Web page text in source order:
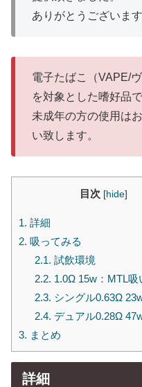
ありがとうございます
電子たばこ（VAPE/
を対象とした嗜好品で
未成年の方の使用は
い致します。
目次 [hide]
1. 詳細
2. 吸ってみる
2.1. 試飲環境
2.2. 1.0Ω 15w：MTL吸
2.3. シングル0.63Ω
2.4. デュアル0.28Ω
3. まとめ
詳細